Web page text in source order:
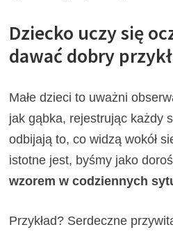
Dziecko uczy się
dawać dobry
Małe dzieci to uważni
jak gąbka, rejestrując każdy
odbijają to, co widzą wokół
istotne jest, byśmy jako
wzorem w codziennych
Przykład? Serdeczne